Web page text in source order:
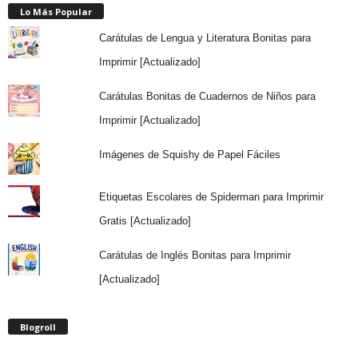
Lo Más Popular
Carátulas de Lengua y Literatura Bonitas para
Imprimir [Actualizado]
Carátulas Bonitas de Cuadernos de Niños para
Imprimir [Actualizado]
Imágenes de Squishy de Papel Fáciles
Etiquetas Escolares de Spiderman para Imprimir
Gratis [Actualizado]
Carátulas de Inglés Bonitas para Imprimir
[Actualizado]
Blogroll